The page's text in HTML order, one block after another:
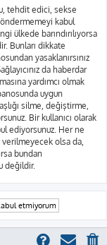
tehdit edici, sekse
kabul
ülkede barındırılıyorsa
Bunları dikkate
yasaklanırsınız
da haberdar
yardımcı olmak
uygun
silme, değiştirme,
Bir kullanıcı olarak
ediyorsunuz. Her ne
verilmeyecek olsa da,
bundan
değildir.